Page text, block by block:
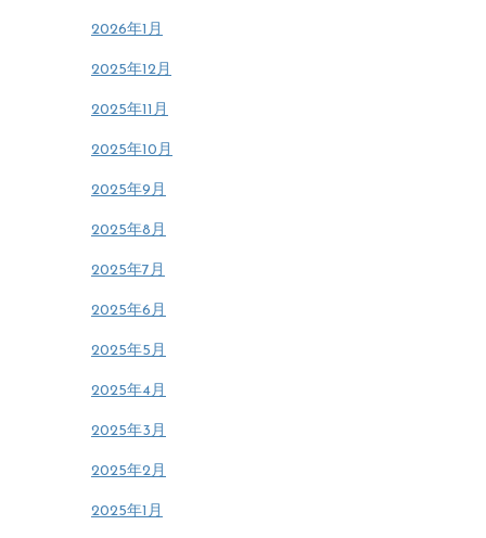
2026年1月
2025年12月
2025年11月
2025年10月
2025年9月
2025年8月
2025年7月
2025年6月
2025年5月
2025年4月
2025年3月
2025年2月
2025年1月